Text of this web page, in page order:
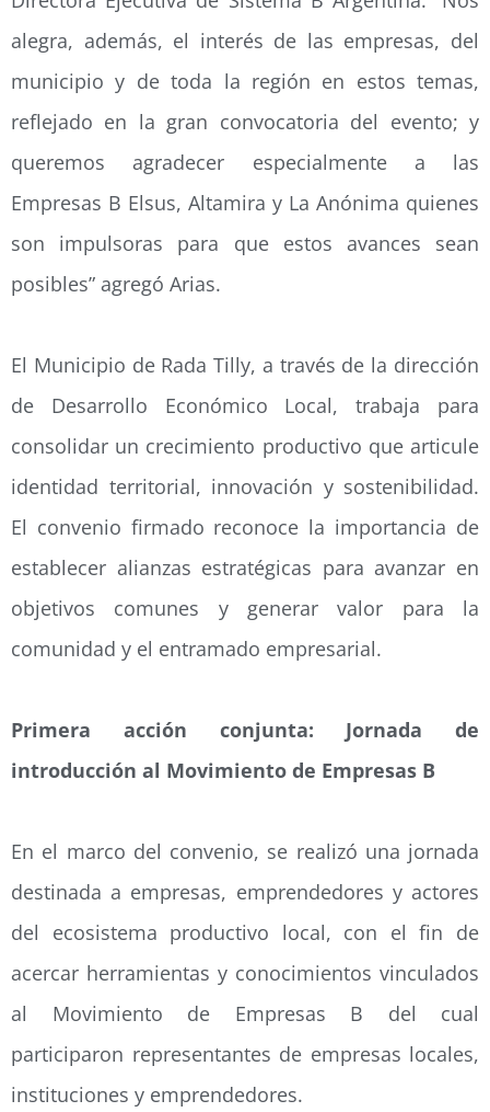
alegra, además, el interés de las empresas, del
municipio y de toda la región en estos temas,
reflejado en la gran convocatoria del evento; y
queremos agradecer especialmente a las
Empresas B Elsus, Altamira y La Anónima quienes
son impulsoras para que estos avances sean
posibles” agregó Arias.
El Municipio de Rada Tilly, a través de la dirección
de Desarrollo Económico Local, trabaja para
consolidar un crecimiento productivo que articule
identidad territorial, innovación y sostenibilidad.
El convenio firmado reconoce la importancia de
establecer alianzas estratégicas para avanzar en
objetivos comunes y generar valor para la
comunidad y el entramado empresarial.
Primera acción conjunta: Jornada de
introducción al Movimiento de Empresas B
En el marco del convenio, se realizó una jornada
destinada a empresas, emprendedores y actores
del ecosistema productivo local, con el fin de
acercar herramientas y conocimientos vinculados
al Movimiento de Empresas B del cual
participaron representantes de empresas locales,
instituciones y emprendedores.